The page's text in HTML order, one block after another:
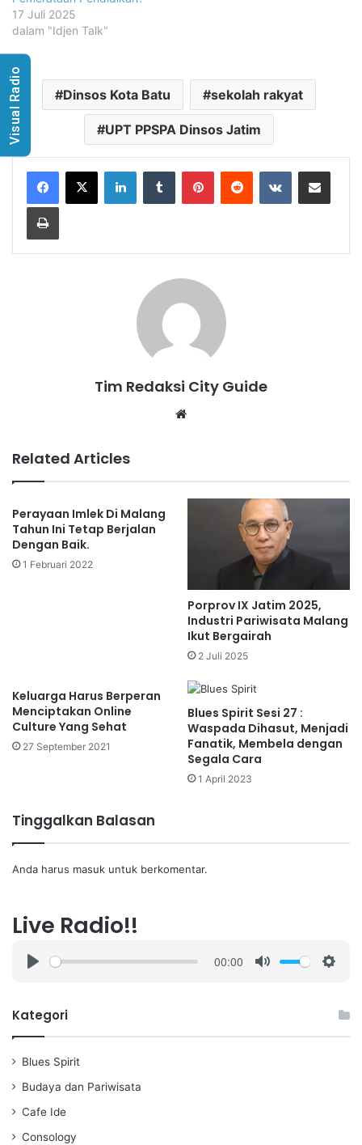
17 Juli 2025
dalam "Idjen Talk"
Dinsos Kota Batu sekolah rakyat
UPT PPSPA Dinsos Jatim
LinkedInTumblr PinterestReddit VKontakteShare via Email
Print
Tim Redaksi City Guide
Related Articles
Perayaan Imlek Di Malang
Tahun Ini Tetap Berjalan
Dengan Baik.
1 Februari 2022
Porprov IX Jatim 2025,
Industri Pariwisata Malang
Ikut Bergairah
2 Juli 2025
Keluarga Harus Berperan
Menciptakan Online
Culture Yang Sehat
27 September 2021
Blues Spirit Sesi 27 :
Waspada Dihasut, Menjadi
Fanatik, Membela dengan
Segala Cara
1 April 2023
Tinggalkan Balasan
Anda harus masuk untuk berkomentar.
Live Radio!!
a
00:00
Kategori
Blues Spirit
Budaya dan Pariwisata
Cafe Ide
Consology
Visual Radio